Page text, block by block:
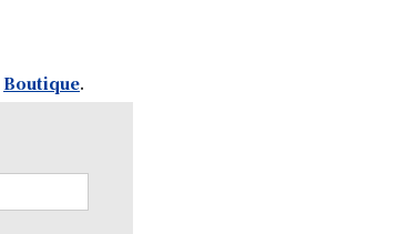
Boutique.